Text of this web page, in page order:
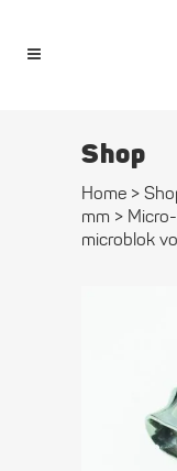
Shop
Home >
mm >
microblok